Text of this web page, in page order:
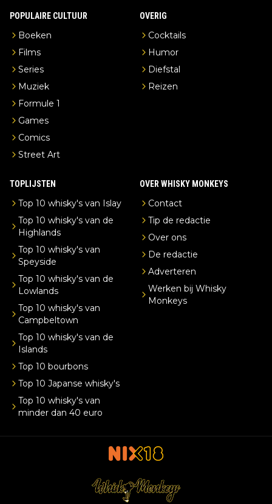
POPULAIRE CULTUUR
Boeken
Films
Series
Muziek
Formule 1
Games
Comics
Street Art
OVERIG
Cocktails
Humor
Diefstal
Reizen
TOPLIJSTEN
Top 10 whisky's van Islay
Top 10 whisky's van de
Highlands
Top 10 whisky's van
Speyside
Top 10 whisky's van de
Lowlands
Top 10 whisky's van
Campbeltown
Top 10 whisky's van de
Islands
Top 10 bourbons
Top 10 Japanse whisky's
Top 10 whisky's van
minder dan 40 euro
OVER WHISKY MONKEYS
Contact
Tip de redactie
Over ons
De redactie
Adverteren
Werken bij Whisky
Monkeys